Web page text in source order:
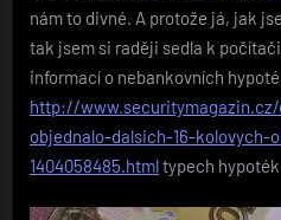
nám to divné. A protože já, jak
tak jsem si raději sedla k
informací o nebankovních
http://
objednalo-dalsich-16-kolovych-
1404058485.htmltypech